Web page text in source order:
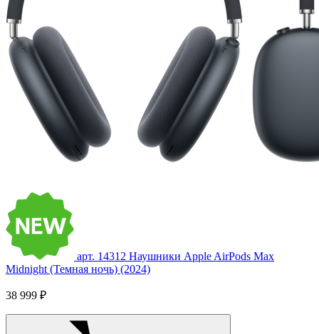
арт. 14312 Наушники Apple AirPods Max
Midnight (Темная ночь) (2024)
38 999 ₽